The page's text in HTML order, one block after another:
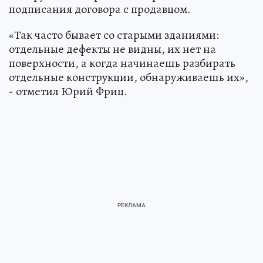
подписания договора с продавцом.
«Так часто бывает со старыми зданиями:
отдельные дефекты не видны, их нет на
поверхности, а когда начинаешь разбирать
отдельные конструкции, обнаруживаешь их»,
- отметил Юрий Фриц.